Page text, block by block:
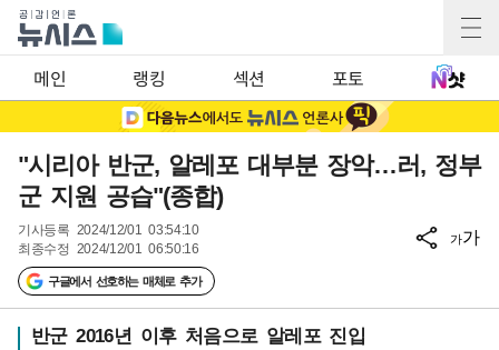
메인 랭킹 섹션 포토
"시리아 반군, 알레포 대부분 장악…러, 정부
군 지원 공습"(종합)
기사등록 2024/12/01 03:54:10
최종수정 2024/12/01 06:50:16
구글에서 선호하는 매체로 추가
가가
반군 2016년 이후 처음으로 알레포 진입